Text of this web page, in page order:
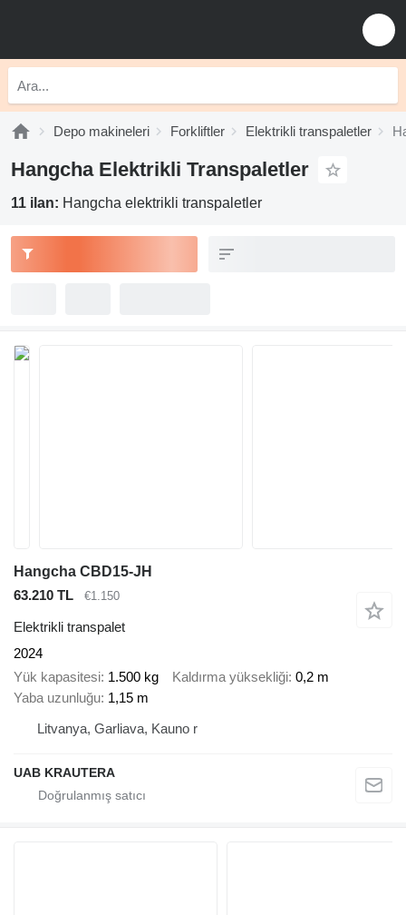
Depo makineleri Forkliftler Elektrikli transpaletler
Hangcha Elektrikli Transpaletler
11 ilan: Hangcha elektrikli transpaletler
Hangcha CBD15-JH
63.210 TL
€1.150
Elektrikli transpalet
2024
Yük kapasitesi 1.500 kg Kaldırma yüksekliği 0,2 m
Yaba uzunluğu 1,15 m
Litvanya, Garliava, Kauno r
UAB KRAUTERA